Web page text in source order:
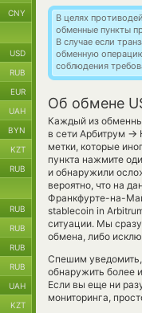
В целях
обменные пункты
В случае если
обменную
соблюдения
Об обмене
Каждый из
в сети Арбитрум →
метки, которые
пункта нажмите
и обнаружили
вероятно, что на
Франкфурте-на-
stablecoin in
ситуации. Мы
обмена, либо
Спешим
обнаружить более
Если вы еще ни
мониторинга,
CNY
USD
RUB
EUR
UAH
BYN
KZT
RUB
RUB
RUB
RUB
RUB
UAH
KZT